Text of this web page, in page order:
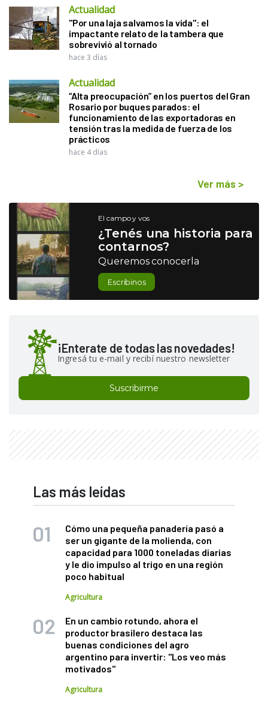
Actualidad
"Por una laja salvamos la vida": el
impactante relato de la tambera que
sobrevivió al tornado
hace 3 días
Actualidad
“Alta preocupación” en los puertos del Gran
Rosario por buques parados: el
funcionamiento de las exportadoras en
tensión tras la medida de fuerza de los
prácticos
hace 4 días
Ver más >
El campo y vos
¿Tenés una historia para
contarnos?
Queremos conocerla
Escribinos
¡Enterate de todas las novedades!
Ingresá tu e-mail y recibí nuestro newsletter
Suscribirme
Las más leídas
Cómo una pequeña panadería pasó a
ser un gigante de la molienda, con
capacidad para 1000 toneladas diarias
y le dio impulso al trigo en una región
poco habitual
Agricultura
En un cambio rotundo, ahora el
productor brasilero destaca las
buenas condiciones del agro
argentino para invertir: "Los veo más
motivados"
Agricultura